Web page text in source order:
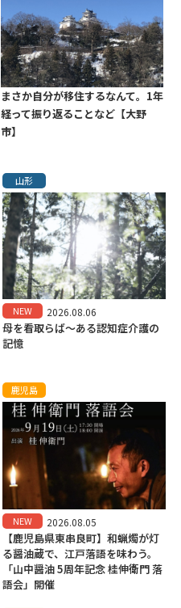
まさか自分が移住するなんて。1年
経って振り返ることなど【大野
市】
山形
NEW 2026.08.06
母を看取らば～ある認知症介護の
記憶
鹿児島
NEW 2026.08.05
【鹿児島県東串良町】和蝋燭が灯
る醤油蔵で、江戸落語を味わう。
「山中醤油 5周年記念 桂伸衛門 落
語会」開催